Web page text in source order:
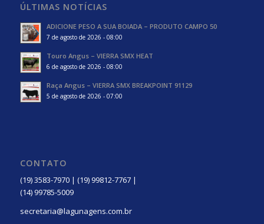
ÚLTIMAS NOTÍCIAS
ADICIONE PESO A SUA BOIADA – PRODUTO CAMPO 50
7 de agosto de 2026 - 08:00
Touro Angus – VIERRA SMX HEAT
6 de agosto de 2026 - 08:00
Raça Angus – VIERRA SMX BREAKPOINT 91129
5 de agosto de 2026 - 07:00
CONTATO
(19) 3583-7970 | (19) 99812-7767 |
(14) 99785-5009
secretaria@lagunagens.com.br